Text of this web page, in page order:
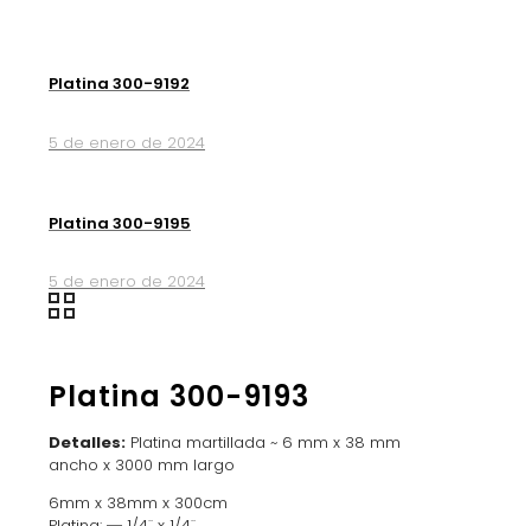
Platina 300-9192
5 de enero de 2024
Platina 300-9195
5 de enero de 2024
Platina 300-9193
Detalles: Platina martillada ~ 6 mm x 38 mm
ancho x 3000 mm largo
6mm x 38mm x 300cm